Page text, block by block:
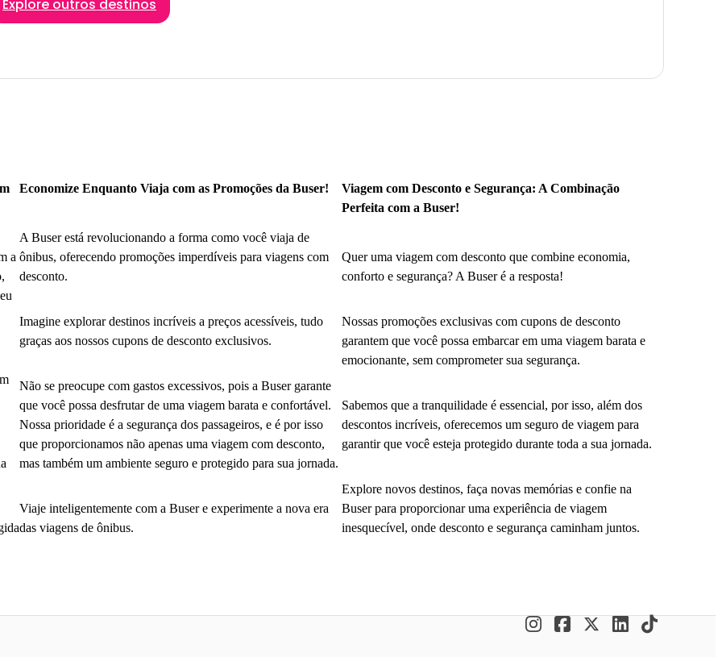
Explore outros destinos
a
Economize Enquanto Viaja com as Promoções da Buser!
A Buser está revolucionando a forma como você viaja de
ônibus, oferecendo promoções imperdíveis para viagens com
desconto.
Imagine explorar destinos incríveis a preços acessíveis, tudo
graças aos nossos cupons de desconto exclusivos.
Não se preocupe com gastos excessivos, pois a Buser garante
que você possa desfrutar de uma viagem barata e confortável.
Nossa prioridade é a segurança dos passageiros, e é por isso
que proporcionamos não apenas uma viagem com desconto,
mas também um ambiente seguro e protegido para sua jornada.
Viaje inteligentemente com a Buser e experimente a nova era
das viagens de ônibus.
Viagem com Desconto e Segurança: A Combinação
Perfeita com a Buser!
Quer uma viagem com desconto que combine economia,
conforto e segurança? A Buser é a resposta!
Nossas promoções exclusivas com cupons de desconto
garantem que você possa embarcar em uma viagem barata e
emocionante, sem comprometer sua segurança.
Sabemos que a tranquilidade é essencial, por isso, além dos
descontos incríveis, oferecemos um seguro de viagem para
garantir que você esteja protegido durante toda a sua jornada.
Explore novos destinos, faça novas memórias e confie na
Buser para proporcionar uma experiência de viagem
inesquecível, onde desconto e segurança caminham juntos.